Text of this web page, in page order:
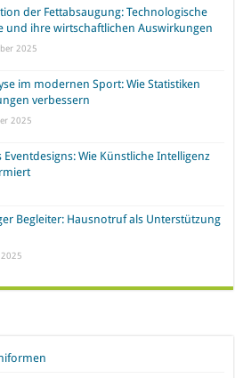
der Fettabsaugung: Technologische
und ihre wirtschaftlichen Auswirkungen
2025
im modernen Sport: Wie Statistiken
verbessern
2025
Eventdesigns: Wie Künstliche Intelligenz
Begleiter: Hausnotruf als Unterstützung